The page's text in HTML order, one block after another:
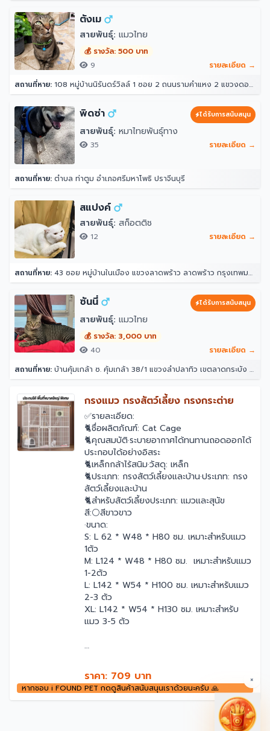
ตังเม
สายพันธุ์: แมวไทย
💰 รางวัล: 500 บาท
9
รายละเอียด →
สถานที่หาย: 108 หมู่บ้านนิรันดร์วิลล์ 1 ซอย 2 ถนนรามคำแหง 2 แขวงดอกไม้ เขตประเวศ กรุงเทพมหานคร 10250
พิดซ่า ได้รับการสนับสนุน
สายพันธุ์: หมาไทยพันธุ์ทาง
35 รายละเอียด →
สถานที่หาย: ตำบล ท่าตูม อำเภอศรีมหาโพธิ ปราจีนบุรี
สแปงค์
สายพันธุ์: สก็อตติช
12 รายละเอียด →
สถานที่หาย: 43 ซอย หมู่บ้านในเมือง แขวงลาดพร้าว ลาดพร้าว กรุงเทพมหานคร 10230
ซันนี่ ได้รับการสนับสนุน
สายพันธุ์: แมวไทย
💰 รางวัล: 3,000 บาท
40
รายละเอียด →
สถานที่หาย: บ้านคุ้มเกล้า ซ. คุ้มเกล้า 38/1 แขวงลำปลาทิว เขตลาดกระบัง กรุงเทพมหานคร 10520
￼กรงแมว กรงสัตว์เลี้ยง กรงกระต่าย
✅รายละเอียด:
🐈ชื่อผลิตภัณฑ์: Cat Cage
🐈คุณสมบัติ·ระบายอากาศได้ทนทานถอดออกได้
ประกอบได้อย่างอิสระ
🐈เหล็กกล้าไร้สนิม·วัสดุ: เหล็ก
🐈ประเภท: กรงสัตว์เลี้ยงและบ้าน·ประเภท: กรง
สัตว์เลี้ยงและบ้าน
🐈สำหรับสัตว์เลี้ยงประเภท: แมวและสุนัข
สี:⚪สีขาวขาว
·ขนาด:
S: L 62 * W48 * H80 ซม. เหมาะสำหรับแมว
1ตัว
M: L124 * W48 * H80 ซม. เหมาะสำหรับแมว
1-2ตัว
L: L142 * W54 * H100 ซม. เหมาะสำหรับแมว
2-3 ตัว
XL: L142 * W54 * H130 ซม. เหมาะสำหรับ
แมว 3-5 ตัว
ราคา: 709 บาท
หากชอบ i FOUND PET กดดูสินค้าสนับสนุนเราด้วยนะครับ 🙏
×